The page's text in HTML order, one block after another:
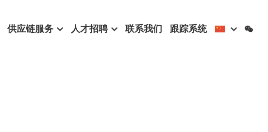
供应链服务 人才招聘 联系我们 跟踪系统